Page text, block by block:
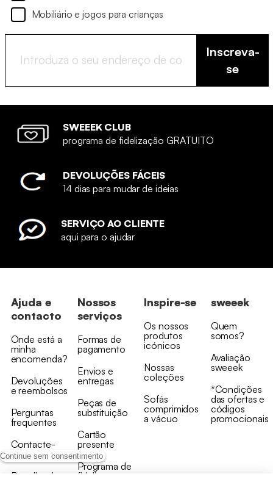
Continue sem consentimento
Mobiliário e jogos para crianças
Inscreva-
se
SWEEEK CLUB
programa de fidelização GRATUITO
DEVOLUÇÕES FÁCEIS
14 dias para mudar de ideias
SERVIÇO AO CLIENTE
aqui para o ajudar
Ajuda e
contacto
Onde está a
minha
encomenda?
Devoluções
e reembolsos
Perguntas
frequentes
Contacte-
nos
Recolha de
Nossos
serviços
Formas de
pagamento
Envios e
entregas
Peças de
substituição
Cartão
presente
Programa de
fidelizaçao
Inspire-se
Os nossos
produtos
icónicos
Nossas
coleções
Sofás
comprimidos
a vácuo
sweeek
Quem
somos?
Avaliação
sweeek
*Condições
das ofertas e
códigos
promocionais